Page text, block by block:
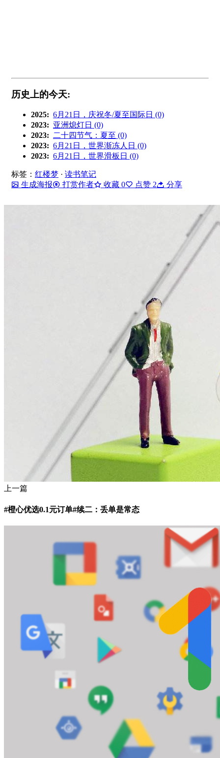
历史上的今天:
2025: 6月21日，庆祝冬/夏至国际日 (0)
2023: 亚洲熄灯日 (0)
2023:
二十四节气：夏至 (0)
2023: 6月21日，世界渐冻人日 (0)
2023: 6月21日，世界滑板日 (0)
标签： 红楼梦 · 读书笔记
生成海报
打赏作者 收藏 0 点赞 2 分享
上一篇
#橙心优选0.1元订单#续二：丢单是常态